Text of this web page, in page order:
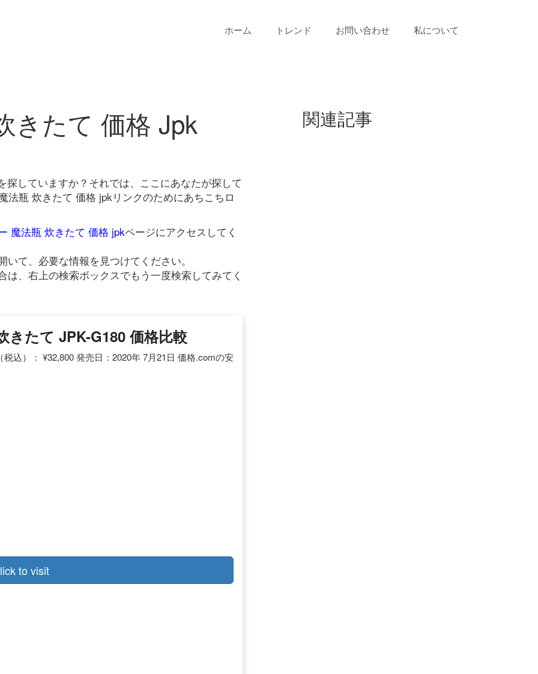
ホーム トレンド お問い合わせ 私について
きたて 価格 Jpk
していますか？それでは、ここにあなたが探して
法瓶 炊きたて 価格 jpkリンクのためにあちこちロ
魔法瓶 炊きたて 価格 jpkページにアクセスしてく
て、必要な情報を見つけてください。
は、右上の検索ボックスでもう一度検索してみてく
たて JPK-G180 価格比較
込）： ¥32,800 発売日：2020年 7月21日 価格.comの安
to visit
関連記事